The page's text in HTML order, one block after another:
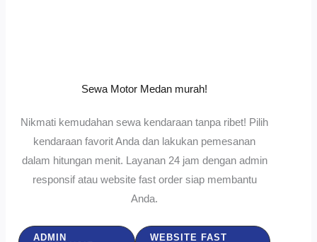
Sewa Motor Medan murah!
Nikmati kemudahan sewa kendaraan tanpa ribet! Pilih
kendaraan favorit Anda dan lakukan pemesanan
dalam hitungan menit. Layanan 24 jam dengan admin
responsif atau website fast order siap membantu
Anda.
ADMIN
WEBSITE FAST